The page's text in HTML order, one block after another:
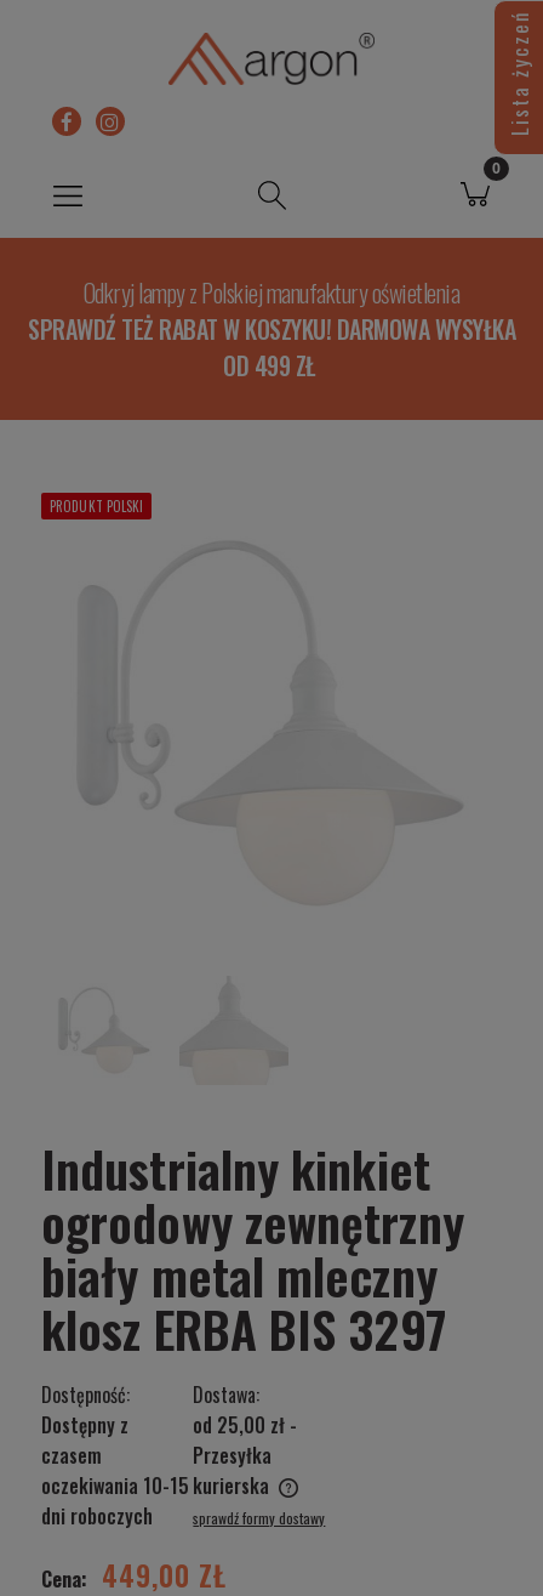
Odkryj lampy z Polskiej manufaktury oświetlenia
SPRAWDŹ TEŻ RABAT W KOSZYKU! DARMOWA WYSYŁKA
OD 499 ZŁ
PRODUKT POLSKI
Industrialny kinkiet
ogrodowy zewnętrzny
biały metal mleczny
klosz ERBA BIS 3297
Dostępność:
Dostępny z
czasem
oczekiwania 10-15
dni roboczych
Dostawa:
od 25,00 zł -
Przesyłka
kurierska
Cena nie zawiera ewentualnych kosztów płatności
sprawdź formy dostawy
Cena: 449,00 ZŁ
Lista życzeń